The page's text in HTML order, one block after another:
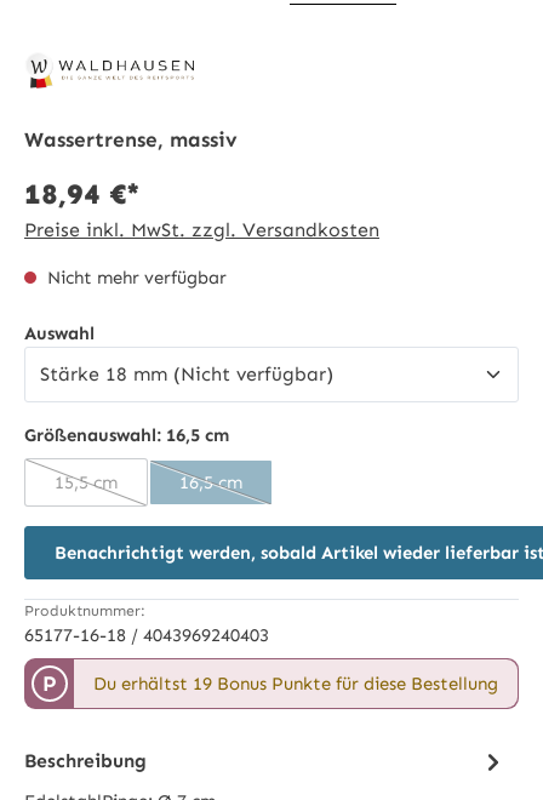
Wassertrense, massiv
18,94 €*
Preise inkl. MwSt. zzgl. Versandkosten
Nicht mehr verfügbar
Auswahl
Größenauswahl: 16,5 cm
15,5 cm
(Diese Option ist zurzeit nicht verfügbar.)
16,5 cm
(Diese Option ist zurzeit nicht verfügbar.)
Benachrichtigt werden, sobald Artikel wieder lieferbar
Produktnummer:
65177-16-18 / 4043969240403
P Du erhältst 19 Bonus Punkte für diese Bestellung
Beschreibung